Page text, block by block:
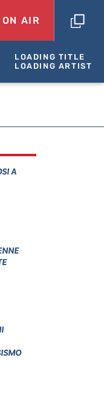
ON AIR
LOADING TITLE
LOADING ARTIST
A